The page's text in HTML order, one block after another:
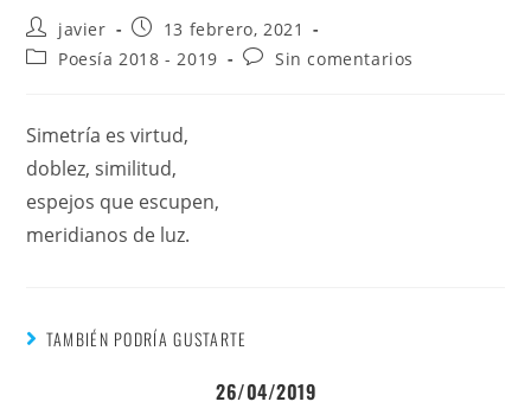
javier
13 febrero, 2021
Poesía 2018 - 2019
Sin comentarios
Simetría es virtud,
doblez, similitud,
espejos que escupen,
meridianos de luz.
TAMBIÉN PODRÍA GUSTARTE
26/04/2019